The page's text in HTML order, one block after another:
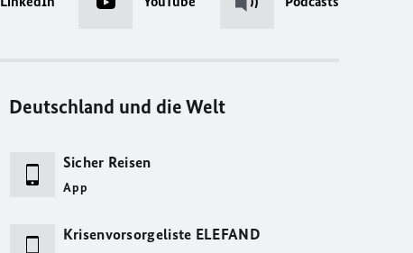
Deutschland und die Welt
Sicher Reisen
App
Krisenvorsorgeliste ELEFAND